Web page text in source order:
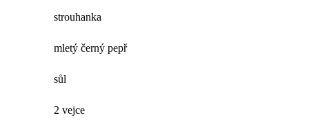
strouhanka
mletý černý pepř
sůl
2 vejce